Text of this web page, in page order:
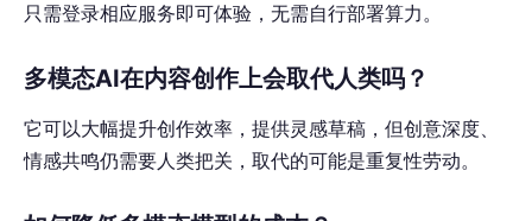
只需登录相应服务即可体验，无需自行部署算力。
多模态AI在内容创作上会取代人类吗？
它可以大幅提升创作效率，提供灵感草稿，但创意深度、
情感共鸣仍需要人类把关，取代的可能是重复性劳动。